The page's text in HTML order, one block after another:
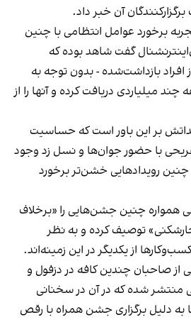
آن خبر داد.
برخورد عوامل انتظامی با چنین
گفت شاهد بوده که
افراد بازداشت‌‌شده - بدون توجه به
میلیاردی دریافت کرده و آنها را از
بر این باور است که حساسیت
با حضور جوان‌ها و نسل زد وجود
چنین رویدادهایی خشن‌تر برخورد
همواره چنین جشن‌هایی را «برخلاف
توصیف کرده و به نظر
از یکدیگر در این زمینه‌اند.
از صاحبان چندین کافه در دزفول و
منتشر شده که در آن در سخنانی
به دلیل برگزاری جشن همراه با رقص